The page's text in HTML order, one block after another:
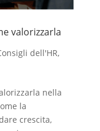
valorizzarla
dell'HR,
nella
la
crescita,